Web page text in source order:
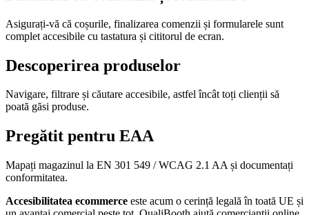
Asigurați-vă că coșurile, finalizarea comenzii și formularele sunt
complet accesibile cu tastatura și cititorul de ecran.
Descoperirea produselor
Navigare, filtrare și căutare accesibile, astfel încât toți clienții să
poată găsi produse.
Pregătit pentru EAA
Mapați magazinul la EN 301 549 / WCAG 2.1 AA și documentați
conformitatea.
Accesibilitatea ecommerce este acum o cerință legală în toată UE și